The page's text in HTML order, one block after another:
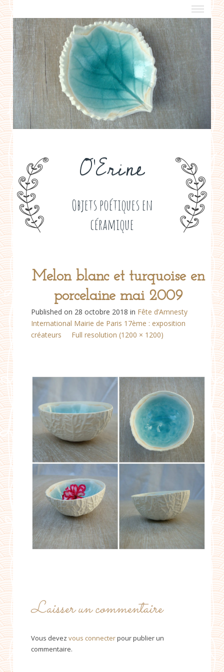
O'Erine
Objets poétiques en
céramique
a propos
boutiques de créateurs
contact
politique de confidentialité
Melon blanc et turquoise en
porcelaine mai 2009
Published on 28 octobre 2018 in Fête d’Amnesty
International Mairie de Paris 17ème : exposition
créateurs
Full resolution (1200 × 1200)
Laisser un commentaire
Vous devez vous connecterpour publier un
commentaire.